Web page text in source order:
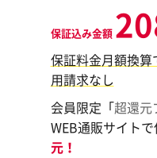
保証込み金額
保証料金月額換算
用請求なし
会員限定「超還元
WEB通販サイト
元！